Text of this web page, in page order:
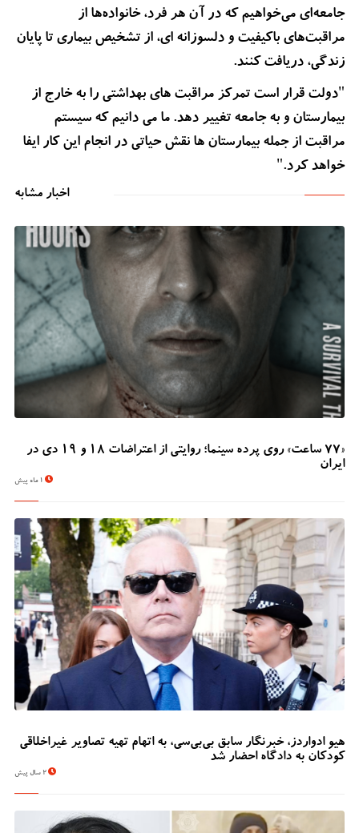
جامعه‌ای می‌خواهیم که در آن هر فرد، خانواده‌ها از
مراقبت‌های باکیفیت و دلسوزانه ای، از تشخیص بیماری تا پایان
زندگی، دریافت کنند.
"دولت قرار است تمرکز مراقبت های بهداشتی را به خارج از
بیمارستان و به جامعه تغییر دهد. ما می دانیم که سیستم
مراقبت از جمله بیمارستان ها نقش حیاتی در انجام این کار ایفا
خواهد کرد."
اخبار مشابه
«۷۷ ساعت» روی پرده سینما؛ روایتی از اعتراضات ۱۸ و ۱۹ دی در
ایران
هیو ادواردز، خبرنگار سابق بی‌بی‌سی، به اتهام تهیه تصاویر غیراخلاقی
کودکان به دادگاه احضار شد
2 سال پیش